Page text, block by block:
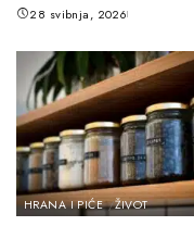
28 svibnja, 2026
HRANA I PIĆE ŽIVOT